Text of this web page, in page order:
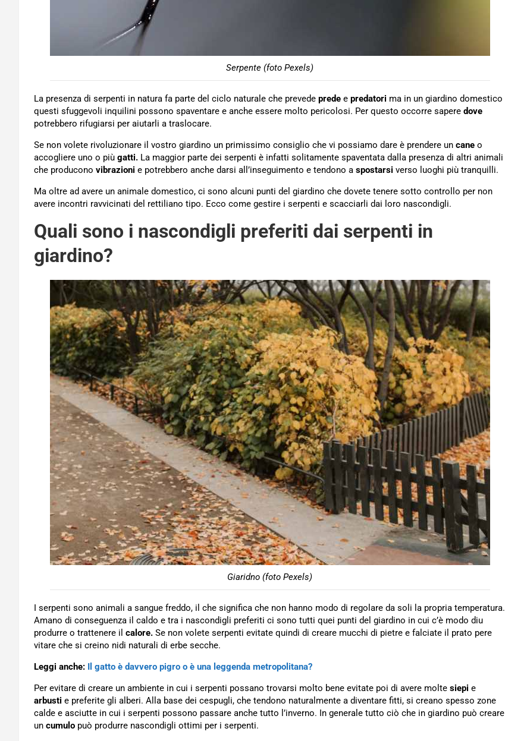
Serpente (foto Pexels)
La presenza di serpenti in natura fa parte del ciclo naturale che prevede prede e predatori ma in un giardino domestico
questi sfuggevoli inquilini possono spaventare e anche essere molto pericolosi. Per questo occorre sapere dove
potrebbero rifugiarsi per aiutarli a traslocare.
Se non volete rivoluzionare il vostro giardino un primissimo consiglio che vi possiamo dare è prendere un cane o
accogliere uno o più gatti. La maggior parte dei serpenti è infatti solitamente spaventata dalla presenza di altri animali
che producono vibrazioni e potrebbero anche darsi all’inseguimento e tendono a spostarsi verso luoghi più tranquilli.
Ma oltre ad avere un animale domestico, ci sono alcuni punti del giardino che dovete tenere sotto controllo per non
avere incontri ravvicinati del rettiliano tipo. Ecco come gestire i serpenti e scacciarli dai loro nascondigli.
Quali sono i nascondigli preferiti dai serpenti in
giardino?
Giaridno (foto Pexels)
I serpenti sono animali a sangue freddo, il che significa che non hanno modo di regolare da soli la propria temperatura.
Amano di conseguenza il caldo e tra i nascondigli preferiti ci sono tutti quei punti del giardino in cui c’è modo diu
produrre o trattenere il calore. Se non volete serpenti evitate quindi di creare mucchi di pietre e falciate il prato pere
vitare che si creino nidi naturali di erbe secche.
Leggi anche: Il gatto è davvero pigro o è una leggenda metropolitana?
Per evitare di creare un ambiente in cui i serpenti possano trovarsi molto bene evitate poi di avere molte siepi e
arbusti e preferite gli alberi. Alla base dei cespugli, che tendono naturalmente a diventare fitti, si creano spesso zone
calde e asciutte in cui i serpenti possono passare anche tutto l’inverno. In generale tutto ciò che in giardino può creare
un cumulo può produrre nascondigli ottimi per i serpenti.